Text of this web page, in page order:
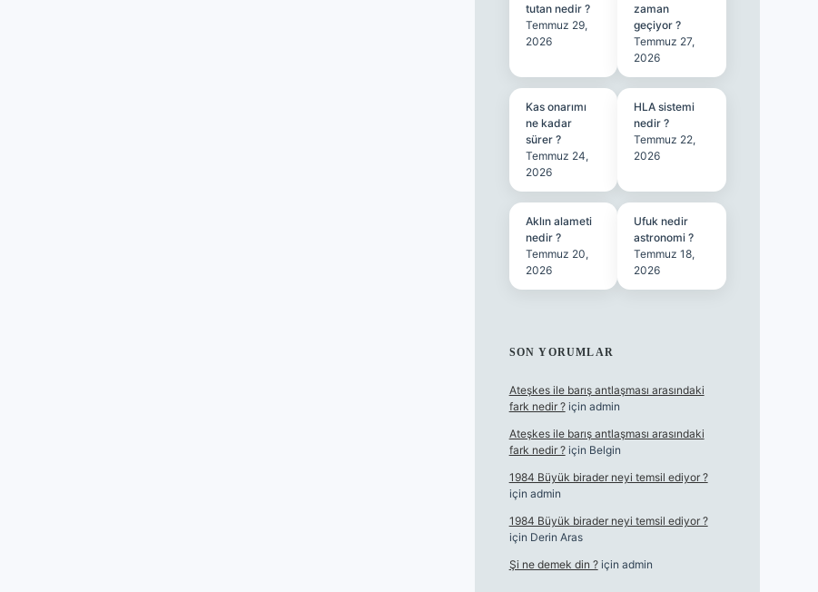
tutan nedir ?
Temmuz 29,
2026
zaman
geçiyor ?
Temmuz 27,
2026
Kas onarımı
ne kadar
sürer ?
Temmuz 24,
2026
HLA sistemi
nedir ?
Temmuz 22,
2026
Aklın alameti
nedir ?
Temmuz 20,
2026
Ufuk nedir
astronomi ?
Temmuz 18,
2026
SON YORUMLAR
Ateşkes ile barış antlaşması arasındaki
fark nedir ?için admin
Ateşkes ile barış antlaşması arasındaki
fark nedir ?için Belgin
1984 Büyük birader neyi temsil ediyor ?
için admin
1984 Büyük birader neyi temsil ediyor ?
için Derin Aras
Şi ne demek din ?için admin